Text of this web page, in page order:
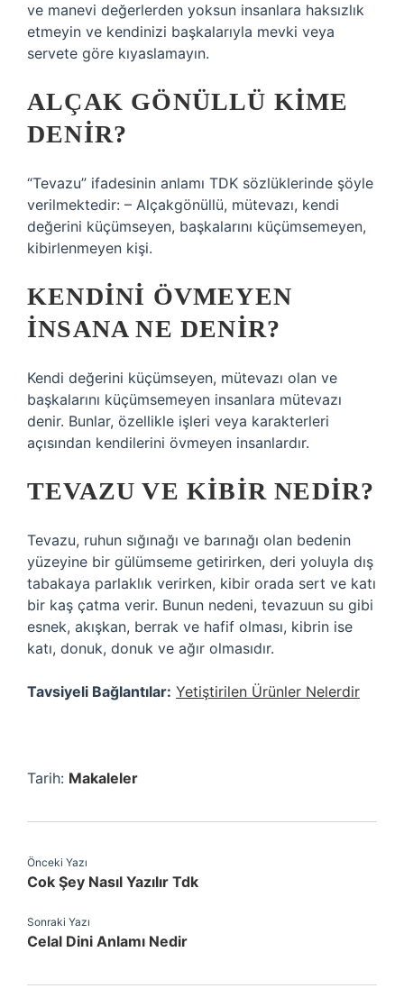
ve manevi değerlerden yoksun insanlara haksızlık
etmeyin ve kendinizi başkalarıyla mevki veya
servete göre kıyaslamayın.
ALÇAK GÖNÜLLÜ KIME
DENIR?
“Tevazu” ifadesinin anlamı TDK sözlüklerinde şöyle
verilmektedir: – Alçakgönüllü, mütevazı, kendi
değerini küçümseyen, başkalarını küçümsemeyen,
kibirlenmeyen kişi.
KENDINI ÖVMEYEN
INSANA NE DENIR?
Kendi değerini küçümseyen, mütevazı olan ve
başkalarını küçümsemeyen insanlara mütevazı
denir. Bunlar, özellikle işleri veya karakterleri
açısından kendilerini övmeyen insanlardır.
TEVAZU VE KIBIR NEDIR?
Tevazu, ruhun sığınağı ve barınağı olan bedenin
yüzeyine bir gülümseme getirirken, deri yoluyla dış
tabakaya parlaklık verirken, kibir orada sert ve katı
bir kaş çatma verir. Bunun nedeni, tevazuun su gibi
esnek, akışkan, berrak ve hafif olması, kibrin ise
katı, donuk, donuk ve ağır olmasıdır.
Tavsiyeli Bağlantılar: Yetiştirilen Ürünler Nelerdir
Tarih: Makaleler
Önceki Yazı
Cok Şey Nasıl Yazılır Tdk
Sonraki Yazı
Celal Dini Anlamı Nedir